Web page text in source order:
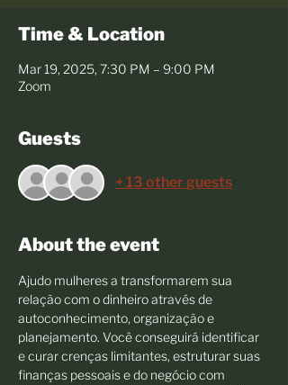
Time & Location
Mar 19, 2025, 7:30 PM – 9:00 PM
Zoom
Guests
+ 13 other guests
About the event
Ajudo mulheres a transformarem sua
relação com o dinheiro através de
autoconhecimento, organização e
planejamento. Você conseguirá identificar
e curar crenças limitantes, estruturar suas
finanças pessoais e do negócio com